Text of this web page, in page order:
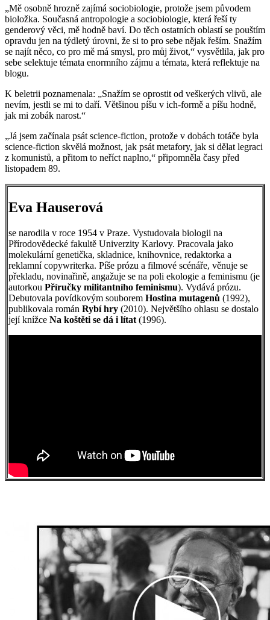
„Mě osobně hrozně zajímá sociobiologie, protože jsem původem
bioložka. Současná antropologie a sociobiologie, která řeší ty
genderový věci, mě hodně baví. Do těch ostatních oblastí se pouštím
opravdu jen na týdletý úrovni, že si to pro sebe nějak řeším. Snažím
se najít něco, co pro mě má smysl, pro můj život,“ vysvětlila, jak pro
sebe selektuje témata enormního zájmu a témata, která reflektuje na
blogu.
K beletrii poznamenala: „Snažím se oprostit od veškerých vlivů, ale
nevím, jestli se mi to daří. Většinou píšu v ich-formě a píšu hodně,
jak mi zobák narost.“
„Já jsem začínala psát science-fiction, protože v dobách totáče byla
science-fiction skvělá možnost, jak psát metafory, jak si dělat legraci
z komunistů, a přitom to neříct naplno,“ připomněla časy před
listopadem 89.
Eva Hauserová
se narodila v roce 1954 v Praze. Vystudovala biologii na
Přírodovědecké fakultě Univerzity Karlovy. Pracovala jako
molekulární genetička, skladnice, knihovnice, redaktorka a
reklamní copywriterka. Píše prózu a filmové scénáře, věnuje se
překladu, novinařině, angažuje se na poli ekologie a feminismu (je
autorkou Příručky militantního feminismu). Vydává prózu.
Debutovala povídkovým souborem Hostina mutagenů (1992),
publikovala román Rybí hry (2010). Největšího ohlasu se dostalo
její knížce Na koštěti se dá i lítat (1996).